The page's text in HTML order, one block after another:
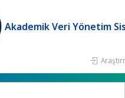
Akademik Veri Yönetim